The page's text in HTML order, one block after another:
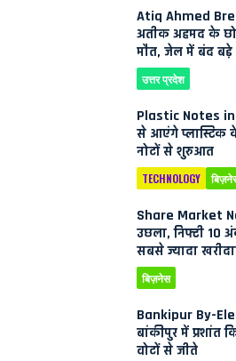
Atiq Ahmed
अतीक अहमद के
मौत, जेल में बंद बड़े
उत्तर प्रदेश
Plastic Notes in
से आएंगे प्लास्टिक
नोटों से शुरुआत
TECHNOLOGY
Share Market
उछला, निफ्टी 10
सबसे ज्यादा
बिज़नेस
Bankipur By-
बांकीपुर में प्रशांत
वोटों से जीते